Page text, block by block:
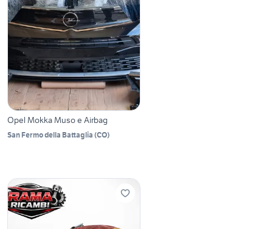
Opel Mokka Muso e Airbag
San Fermo della Battaglia (CO)